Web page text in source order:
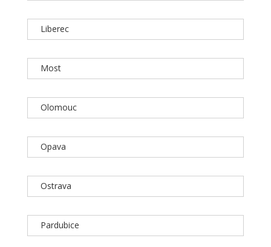
Liberec
Most
Olomouc
Opava
Ostrava
Pardubice